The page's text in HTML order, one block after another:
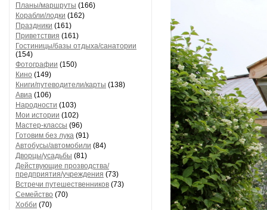
Планы/маршруты (166)
Корабли/лодки (162)
Праздники (161)
Приветствия (161)
Гостиницы/базы отдыха/санатории
(154)
Фотографии (150)
Кино (149)
Книги/путеводители/карты (138)
Авиа (106)
Народности (103)
Мои истории (102)
Мастер-классы (96)
Готовим без лука (91)
Автобусы/автомобили (84)
Дворцы/усадьбы (81)
Действующие прозводства/
предприятия/учреждения (73)
Встречи путешественников (73)
Семейство (70)
Хобби (70)